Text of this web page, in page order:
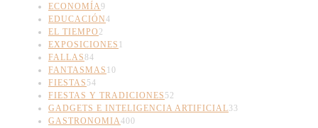
ECONOMÍA9
EDUCACIÓN4
EL TIEMPO 2
EXPOSICIONES 1
FALLAS84
FANTASMAS 10
FIESTAS 54
FIESTAS Y TRADICIONES 52
GADGETS E INTELIGENCIA ARTIFICIAL33
GASTRONOMIA400